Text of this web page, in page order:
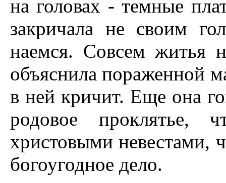
на головах - темные
закричала не своим
наемся. Совсем житья
объяснила пораженной
в ней кричит. Еще она
родовое
христовыми невестами,
богоугодное дело.